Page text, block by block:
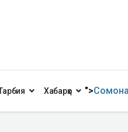
Хабарҳо ">